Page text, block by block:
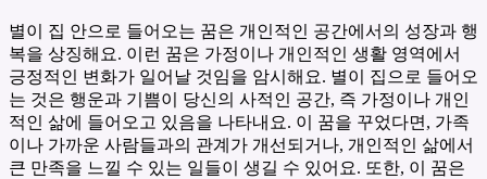
별이 집 안으로 들어오는 꿈은 개인적인 공간에서의 성장과 행
복을 상징해요. 이런 꿈은 가정이나 개인적인 생활 영역에서
긍정적인 변화가 일어날 것임을 암시해요. 별이 집으로 들어오
는 것은 행운과 기쁨이 당신의 사적인 공간, 즉 가정이나 개인
적인 삶에 들어오고 있음을 나타내요. 이 꿈을 꾸었다면, 가족
이나 가까운 사람들과의 관계가 개선되거나, 개인적인 삶에서
큰 만족을 느낄 수 있는 일들이 생길 수 있어요. 또한, 이 꿈은